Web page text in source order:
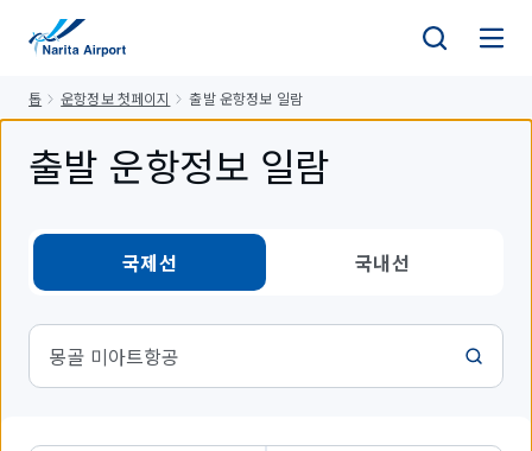
톱 운항정보 첫페이지 출발 운항정보 일람
출발 운항정보 일람
국제선 국내선
몽골 미아트항공